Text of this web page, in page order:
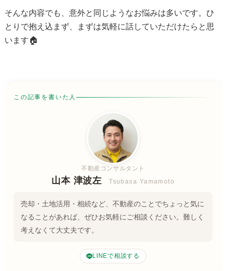
そんな内容でも、意外と同じようなお悩みは多いです。ひ
とりで抱え込まず、まずは気軽に話していただけたらと思
います🏠
この記事を書いた人
不動産コンサルタント
山本 津波左 Tsubasa Yamamoto
売却・土地活用・相続など、不動産のことでちょっと気に
なることがあれば、ぜひお気軽にご相談ください。難しく
考えなくて大丈夫です。
LINEで相談する